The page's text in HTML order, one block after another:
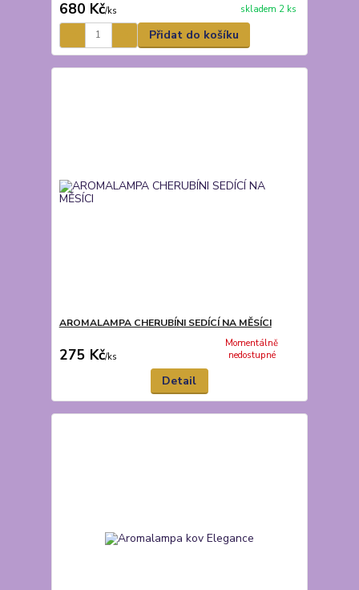
680 Kč/ks skladem 2 ks
Přidat do košíku
AROMALAMPA CHERUBÍNI SEDÍCÍ NA MĚSÍCI
275 Kč/ks
Momentálně
nedostupné
Detail